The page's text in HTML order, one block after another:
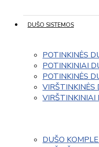
DUŠO SISTEMOS
POTINKINĖS
POTINKINIAI
POTINKINĖS
VIRŠTINKINĖS
VIRŠTINKINIAI
DUŠO